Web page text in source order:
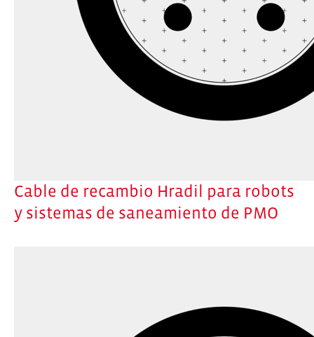
Cable de recambio Hradil para robots
y sistemas de saneamiento de PMO